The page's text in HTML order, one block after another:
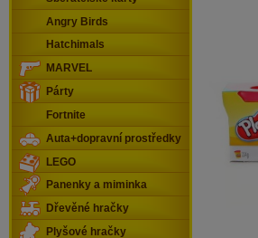
Angry Birds
Hatchimals
MARVEL
Párty
Fortnite
Auta+dopravní prostředky
LEGO
Panenky a miminka
Dřevěné hračky
Plyšové hračky